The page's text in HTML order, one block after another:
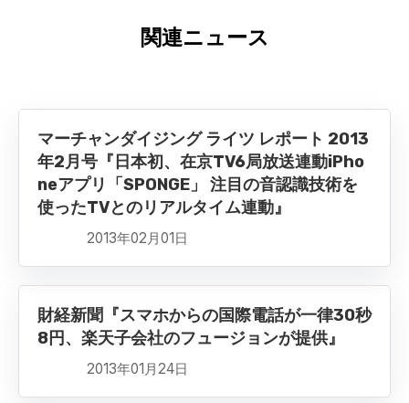
関連ニュース
マーチャンダイジング ライツ レポート 2013
年2月号『日本初、在京TV6局放送連動iPho
neアプリ「SPONGE」 注目の音認識技術を
使ったTVとのリアルタイム連動』
2013年02月01日
財経新聞『スマホからの国際電話が一律30秒
8円、楽天子会社のフュージョンが提供』
2013年01月24日